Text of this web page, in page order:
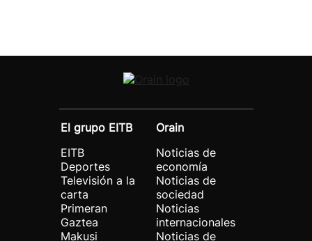
El grupo EITB
EITB
Deportes
Televisión a la
carta
Primeran
Gaztea
Makusi
Orain
Noticias de
economía
Noticias de
sociedad
Noticias
internacionales
Noticias de